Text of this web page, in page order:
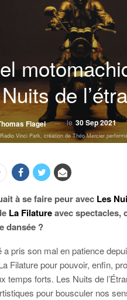
de
Flagel le 30 Sep 2021
Radio Vinci Park, création de Théo Mercier
à se faire peur avec Les
La Filatureavec spectacles,
dansée ?
a pris son mal en patience
Filature pour pouvoir, enfin,
temps forts. Les Nuits de
pour bousculer nos